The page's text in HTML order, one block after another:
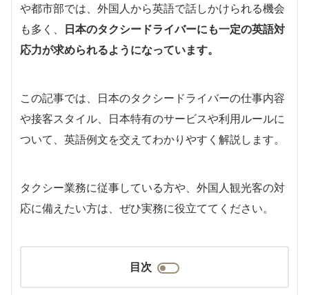
や都市部では、外国人から英語で話しかけられる機会
も多く、 日本のタクシードライバーにも一定の英語対
応力が求められるようになっています。
この記事では、日本のタクシードライバーの仕事内容
や接客スタイル、日本特有のサービスや利用ルールに
ついて、英語例文を交えてわかりやすく解説します。
タクシー業務に従事している方や、外国人観光客の対
応に備えたい方は、ぜひ実務に役立ててください。
目次